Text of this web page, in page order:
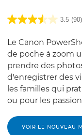
3.5 (90)
Le Canon
de poche à zoom
prendre des
d'enregistrer des
les familles qui
ou pour les
VOIR LE NOUVEAU